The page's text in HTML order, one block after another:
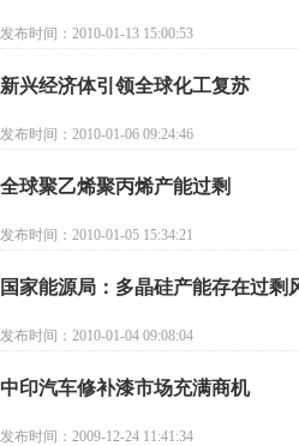
发布时间：2010-01-13 15:00:53
新兴经济体引领全球化工复苏
发布时间：2010-01-06 09:24:46
全球聚乙烯聚丙烯产能过剩
发布时间：2010-01-05 15:34:21
国家能源局：多晶硅产能存在过剩
发布时间：2010-01-04 09:08:04
中印汽车修补漆市场充满商机
发布时间：2009-12-24 11:41:34